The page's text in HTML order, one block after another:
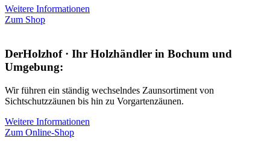
Weitere Informationen
Zum Shop
DerHolzhof · Ihr Holzhändler in Bochum und
Umgebung:
Wir führen ein ständig wechselndes Zaunsortiment von
Sichtschutzzäunen bis hin zu Vorgartenzäunen.
Weitere Informationen
Zum Online-Shop